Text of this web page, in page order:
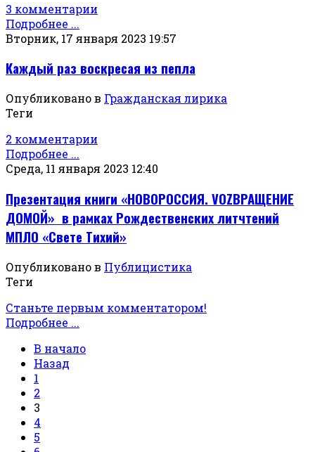
3 комментарии
Подробнее ...
Вторник, 17 января 2023 19:57
Каждый раз воскресая из пепла
Опубликовано в Гражданская лирика
Теги
2 комментарии
Подробнее ...
Среда, 11 января 2023 12:40
Презентация книги «НОВОРОССИЯ. VOZВРАЩЕНИЕ
ДОМОЙ» в рамках Рождественских литчтений
МПЛО «Свете Тихий»
Опубликовано в Публицистика
Теги
Станьте первым комментатором!
Подробнее ...
В начало
Назад
1
2
3
4
5